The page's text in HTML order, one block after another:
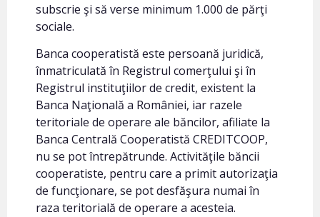
subscrie şi să verse minimum 1.000 de părţi
sociale.
Banca cooperatistă este persoană juridică,
înmatriculată în Registrul comerţului şi în
Registrul instituţiilor de credit, existent la
Banca Naţională a României, iar razele
teritoriale de operare ale băncilor, afiliate la
Banca Centrală Cooperatistă CREDITCOOP,
nu se pot întrepătrunde. Activităţile băncii
cooperatiste, pentru care a primit autorizaţia
de funcţionare, se pot desfăşura numai în
raza teritorială de operare a acesteia.